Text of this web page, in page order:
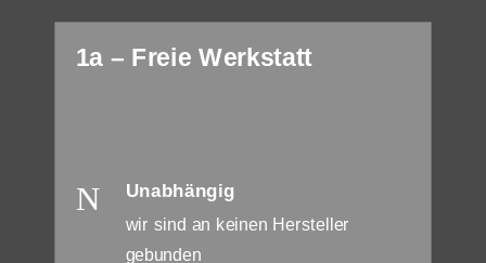
1a – Freie Werkstatt
N Unabhängig
wir sind an keinen Hersteller
gebunden